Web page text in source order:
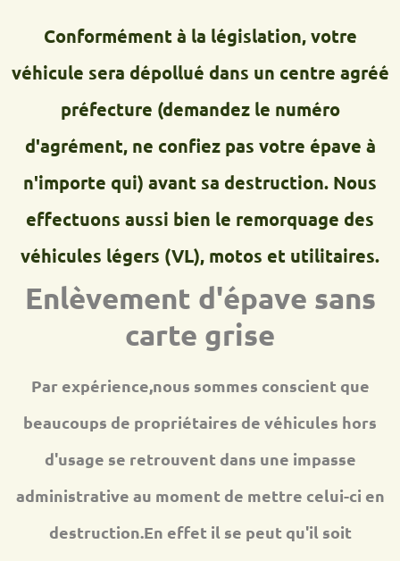
Conformément à la législation, votre
véhicule sera dépollué dans un centre agréé
préfecture (demandez le numéro
d'agrément, ne confiez pas votre épave à
n'importe qui) avant sa destruction. Nous
effectuons aussi bien le remorquage des
véhicules légers (VL), motos et utilitaires.
Enlèvement d'épave sans
carte grise
Par expérience,nous sommes conscient que
beaucoups de propriétaires de véhicules hors
d'usage se retrouvent dans une impasse
administrative au moment de mettre celui-ci en
destruction.En effet il se peut qu'il soit